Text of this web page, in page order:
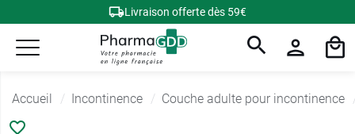
Livraison offerte dès 59€
Accueil Incontinence Couche adulte pour incontinence